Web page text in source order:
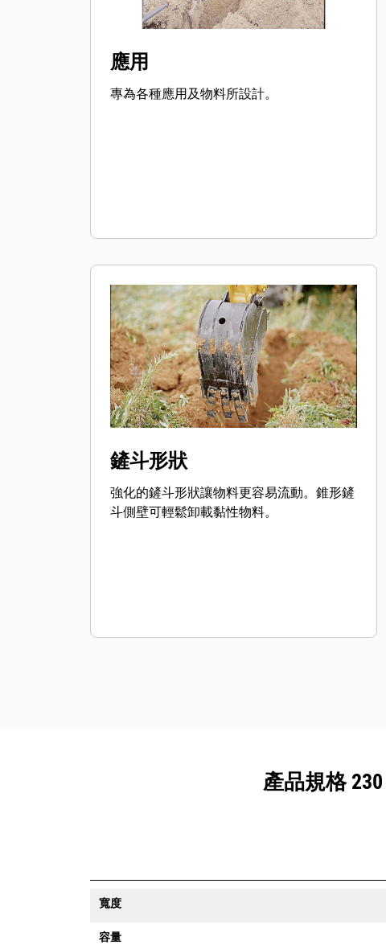
應用
專為各種應用及物料所設計。
鏟斗形狀
強化的鏟斗形狀讓物料更容易流動。錐形鏟
斗側壁可輕鬆卸載黏性物料。
產品規格
寬度
容量